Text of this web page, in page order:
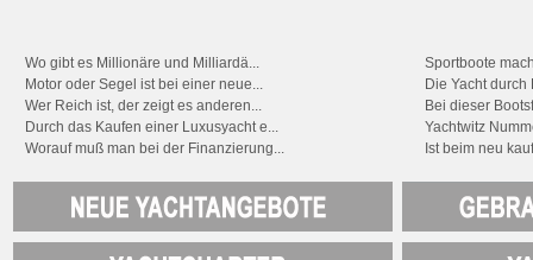
Wo gibt es Millionäre und Milliardä...
Sportboote
Motor oder Segel ist bei einer neue...
Die Yacht
Wer Reich ist, der zeigt es anderen...
Bei dieser
Durch das Kaufen einer Luxusyacht e...
Yachtwitz
Worauf muß man bei der Finanzierung...
Ist beim neu